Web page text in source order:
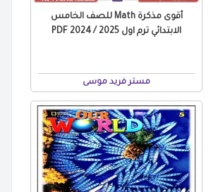
أقوى مذكرة Math للصف الخامس
الابتدائي ترم اول 2025 / 2024 PDF
مستر فريد موسى